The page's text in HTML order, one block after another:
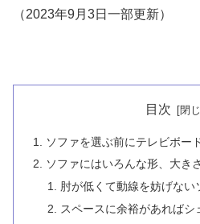
（2023年9月3日一部更新）
目次
ソファを選ぶ前にテレビボー
ソファにはいろんな形、大き
肘が低くて動線を妨げない
スペースに余裕があれば